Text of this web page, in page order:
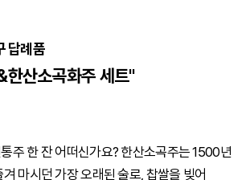
답례품
한산소곡화주 세트"
주 한 잔 어떠신가요? 한산소곡주는 1500년
마시던 가장 오래된 술로, 찹쌀을 빚어